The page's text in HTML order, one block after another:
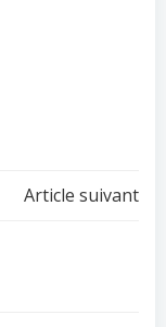
Article suivant